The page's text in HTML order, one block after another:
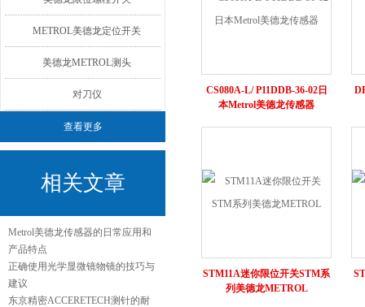
METROL美德龙定位开关
美德龙METROL测头
对刀仪
查看更多
相关文章
Metrol美德龙传感器的日常应用和
产品特点
正确使用光学显微镜物镜的技巧与
建议
东京精密ACCERETECH测针的耐
CS080A-L/ P11DDB-36-02日
本Metrol美德龙传感器
STM11A迷你限位开关STM系
列美德龙METROL